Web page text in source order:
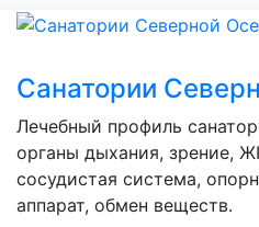
Санатории
Лечебный профиль
органы дыхания, зрение,
сосудистая система,
аппарат, обмен веществ.